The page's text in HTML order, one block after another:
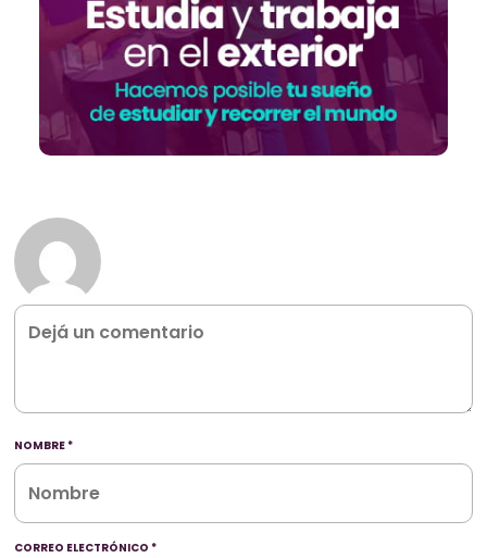
NOMBRE *
CORREO ELECTRÓNICO *